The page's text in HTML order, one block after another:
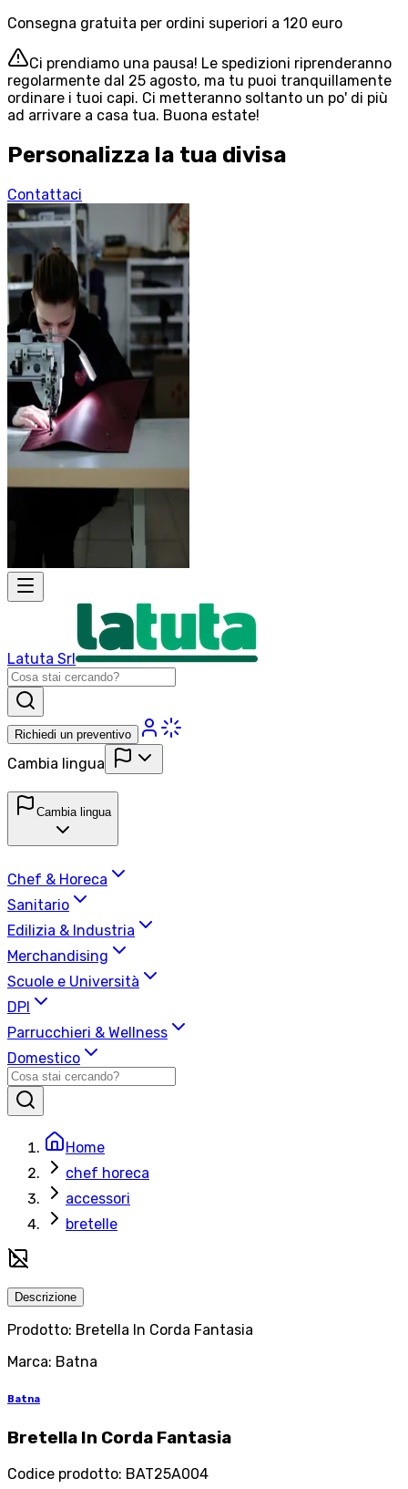
Consegna gratuita per ordini superiori a 120 euro
Ci prendiamo una pausa! Le spedizioni riprenderanno
regolarmente dal 25 agosto, ma tu puoi tranquillamente
ordinare i tuoi capi. Ci metteranno soltanto un po' di più
ad arrivare a casa tua. Buona estate!
Personalizza la tua divisa
Contattaci
Latuta Srl
Richiedi un preventivo
Cambia lingua
Cambia lingua
Chef & Horeca
Sanitario
Edilizia & Industria
Merchandising
Scuole e Università
DPI
Parrucchieri & Wellness
Domestico
Home
chef horeca
accessori
bretelle
Descrizione
Prodotto: Bretella In Corda Fantasia
Marca: Batna
Batna
Bretella In Corda Fantasia
Codice prodotto: BAT25A004